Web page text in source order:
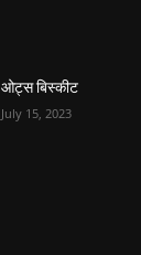
ओट्स बिस्कीट
July 15, 2023